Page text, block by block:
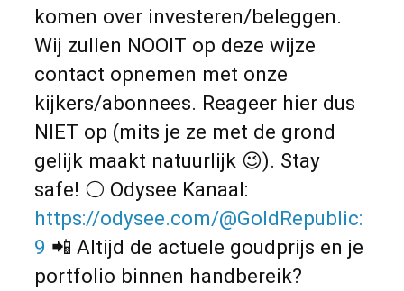
komen over investeren/beleggen.
Wij zullen NOOIT op deze wijze
contact opnemen met onze
kijkers/abonnees. Reageer hier dus
NIET op (mits je ze met de grond
gelijk maakt natuurlijk 😉). Stay
safe! ⚪️ Odysee Kanaal:
https://odysee.com/@GoldRepublic:
9 📲 Altijd de actuele goudprijs en je
portfolio binnen handbereik?